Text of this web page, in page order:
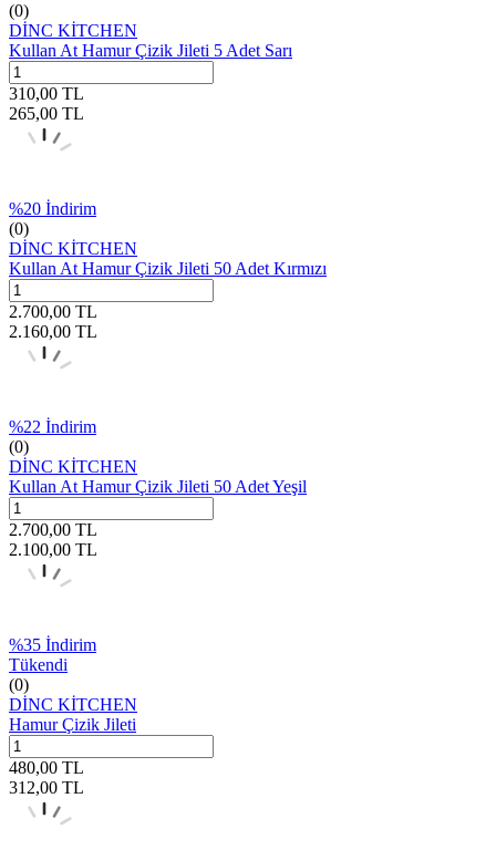
(0)
DİNC KİTCHEN
Kullan At Hamur Çizik Jileti 5 Adet Sarı
310,00 TL
265,00 TL
%20 İndirim
(0)
DİNC KİTCHEN
Kullan At Hamur Çizik Jileti 50 Adet Kırmızı
2.700,00 TL
2.160,00 TL
%22 İndirim
(0)
DİNC KİTCHEN
Kullan At Hamur Çizik Jileti 50 Adet Yeşil
2.700,00 TL
2.100,00 TL
%35 İndirim
Tükendi
(0)
DİNC KİTCHEN
Hamur Çizik Jileti
480,00 TL
312,00 TL